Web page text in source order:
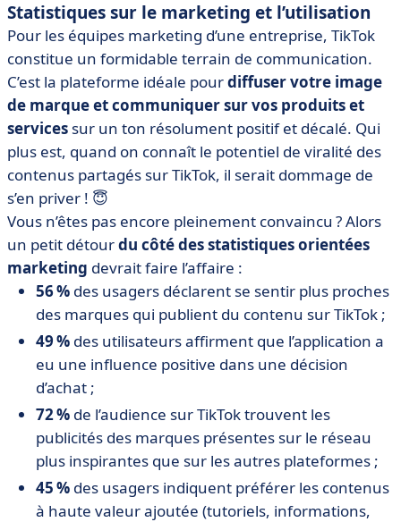
Statistiques sur le marketing et l’utilisation
Pour les équipes marketing d’une entreprise, TikTok
constitue un formidable terrain de communication.
C’est la plateforme idéale pourdiffuser votre image
de marque et communiquer sur vos produits et
services sur un ton résolument positif et décalé. Qui
plus est, quand on connaît le potentiel de viralité des
contenus partagés sur TikTok, il serait dommage de
s’en priver ! 😇
Vous n’êtes pas encore pleinement convaincu ? Alors
un petit détourdu côté des statistiques orientées
marketing devrait faire l’affaire :
56 % des usagers déclarent se sentir plus proches
des marques qui publient du contenu sur TikTok ;
49 % des utilisateurs affirment que l’application a
eu une influence positive dans une décision
d’achat ;
72 % de l’audience sur TikTok trouvent les
publicités des marques présentes sur le réseau
plus inspirantes que sur les autres plateformes ;
45 % des usagers indiquent préférer les contenus
à haute valeur ajoutée (tutoriels, informations,